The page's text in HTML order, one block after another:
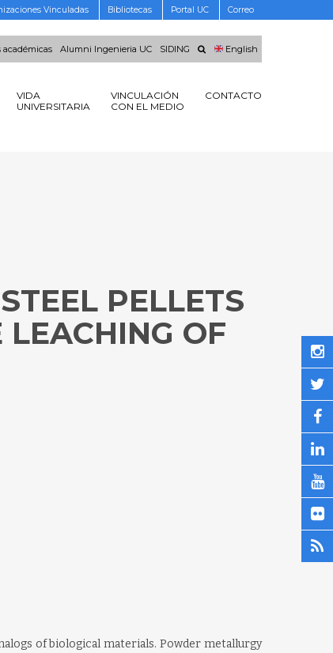
Vinculadas Bibliotecas Portal UC Correo
académicas Alumni Ingenieria UC SIDING English
VIDA
UNIVERSITARIA
VINCULACIÓN
CON EL MEDIO
CONTACTO
PELLETS
OF
of biological materials. Powder metallurgy